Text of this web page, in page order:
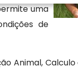
uma
de
Animal,